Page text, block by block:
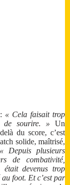
« Cela faisait trop
de sourire. » Un
du score, c’est
solide, maîtrisé,
« Depuis plusieurs
de combativité,
était devenus trop
foot. Et c’est par